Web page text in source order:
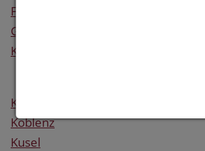
Frankenthal (Pfalz)
Germersheim
Kaiserslautern
Kaiserslautern (Stadt)
Koblenz
Kusel